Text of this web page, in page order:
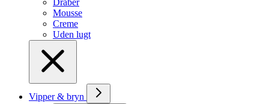
Dråber
Mousse
Creme
Uden lugt
Vipper & bryn